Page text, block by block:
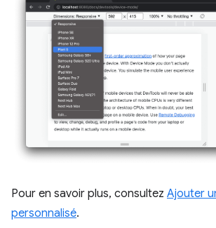
Pour en savoir plus, consultez Ajouter
personnalisé.